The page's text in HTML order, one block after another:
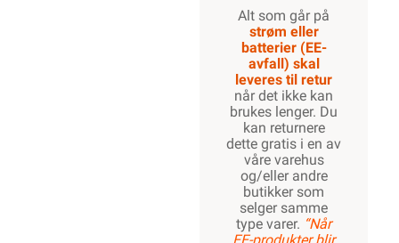
Alt som går på
strøm eller
batterier (EE-
avfall) skal
leveres til retur
når det ikke kan
brukes lenger. Du
kan returnere
dette gratis i en av
våre varehus
og/eller andre
butikker som
selger samme
type varer. “Når